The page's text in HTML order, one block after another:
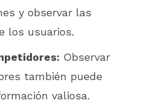
y observar las
los usuarios.
Observar
también puede
valiosa.